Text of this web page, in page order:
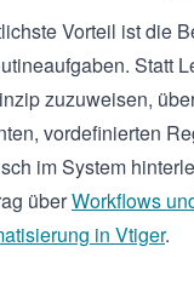
Vorteil ist die
Statt
zuzuweisen,
vordefinierten
im System
überWorkflows
in Vtiger.